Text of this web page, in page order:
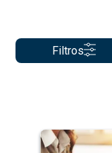
Filtros